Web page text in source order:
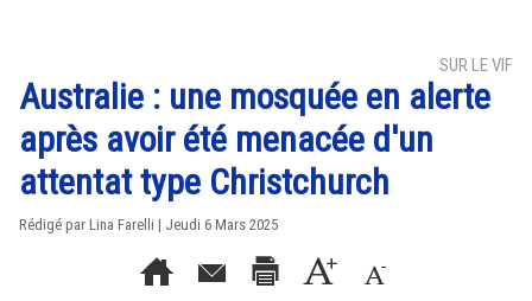
SUR LE VIF
Australie : une mosquée en alerte
après avoir été menacée d'un
attentat type Christchurch
Rédigé par Lina Farelli | Jeudi 6 Mars 2025